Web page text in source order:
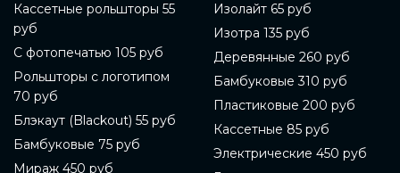
Кассетные рольшторы 55
руб
С фотопечатью 105 руб
Рольшторы с логотипом
70 руб
Блэкаут (Blackout) 55 руб
Бамбуковые 75 руб
Мираж 450 руб
Изолайт 65 руб
Изотра 135 руб
Деревянные 260 руб
Бамбуковые 310 руб
Пластиковые 200 руб
Кассетные 85 руб
Электрические 450 руб